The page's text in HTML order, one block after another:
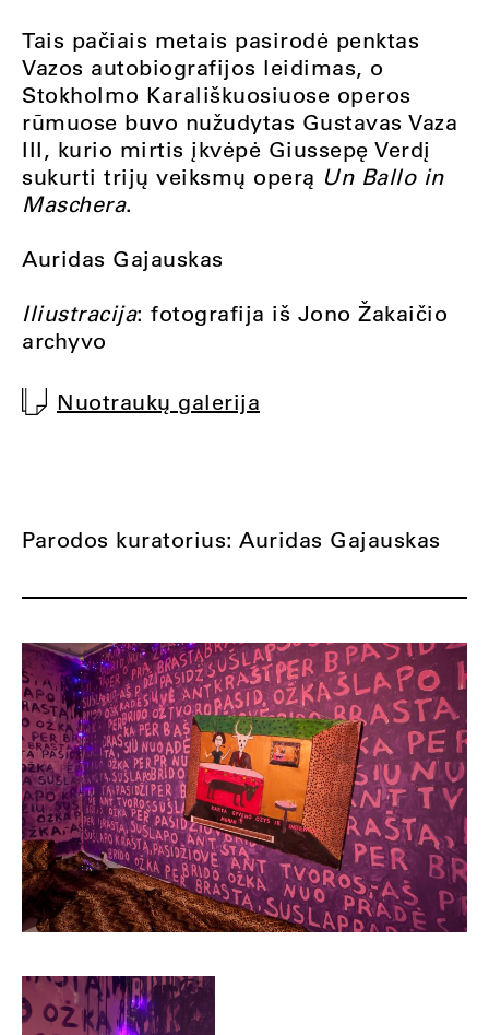
Tais pačiais metais pasirodė penktas
Vazos autobiografijos leidimas, o
Stokholmo Karališkuosiuose operos
rūmuose buvo nužudytas Gustavas Vaza
III, kurio mirtis įkvėpė Giussepę Verdį
sukurti trijų veiksmų operą Un Ballo in
Maschera.
Auridas Gajauskas
Iliustracija: fotografija iš Jono Žakaičio
archyvo
Nuotraukų galerija
Parodos kuratorius: Auridas Gajauskas